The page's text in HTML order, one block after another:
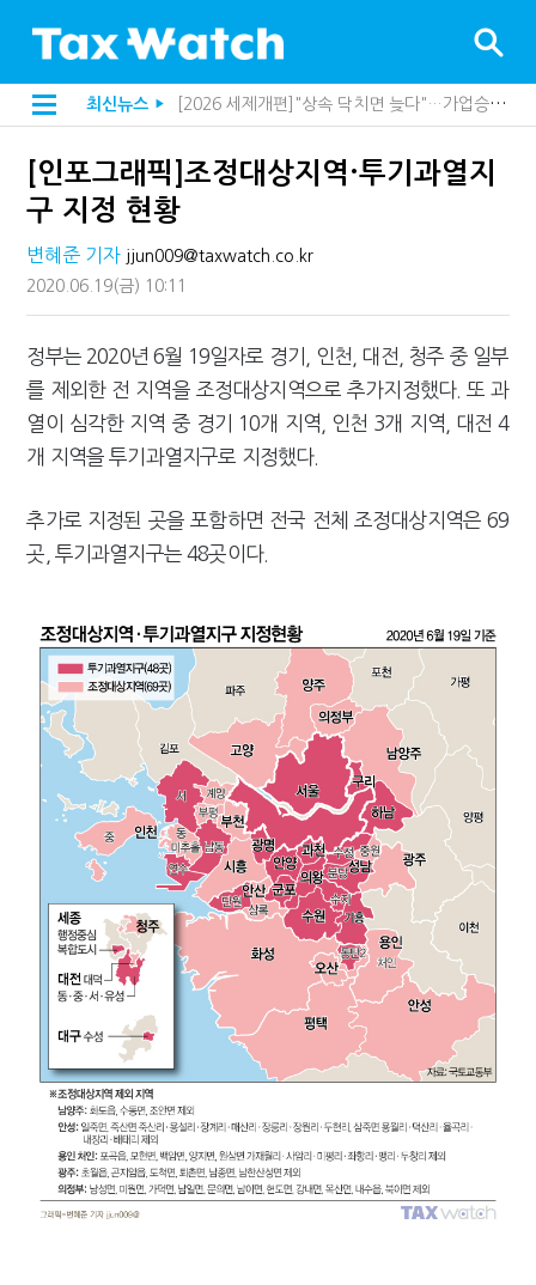
최신뉴스 ▶
[2026 세제개편]"상속 닥치면 늦다"…가업승계 성패, 시간에 달렸다
[2026 세제개편]종부세는 집값, 가업상속은 기술…납세자가 꼭 볼 5가지
"3.3% 시대 끝...세무플랫폼 사업모델 흔들린다"
세무법인 HKL, 조사·재산세 전문가 임종수 세무사 영입
김밥엔 어떤 술 어울릴까?…국세청이 K-푸드 꺼낸 까닭
배달라이더 원천징수 세금 인하…환급 플랫폼 수익성 악화될까
반도체·AI로봇 국내 생산땐 세금 깎아준다
"오래 보유보다 오래 살아야"…1주택 세금 '실거주' 중심으로
[인포그래픽]조정대상지역·투기과열지
구 지정 현황
변혜준 기자 jjun009@taxwatch.co.kr
2020.06.19(금) 10:11
정부는 2020년 6월 19일자로 경기, 인천, 대전, 청주 중 일부
를 제외한 전 지역을 조정대상지역으로 추가지정했다. 또 과
열이 심각한 지역 중 경기 10개 지역, 인천 3개 지역, 대전 4
개 지역을 투기과열지구로 지정했다.
추가로 지정된 곳을 포함하면 전국 전체 조정대상지역은 69
곳, 투기과열지구는 48곳이다.